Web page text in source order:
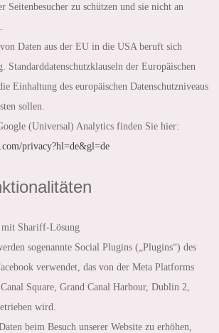
Seitenbesucher zu schützen und sie nicht an
Daten aus der EU in die USA beruft sich
Standarddatenschutzklauseln der Europäischen
Einhaltung des europäischen Datenschutzniveaus
sollen.
(Universal) Analytics finden Sie hier:
/privacy?hl=de&gl=de
mit Shariff-Lösung
sogenannte Social Plugins („Plugins“) des
verwendet, das von der Meta Platforms
Square, Grand Canal Harbour, Dublin 2,
wird.
beim Besuch unserer Website zu erhöhen,